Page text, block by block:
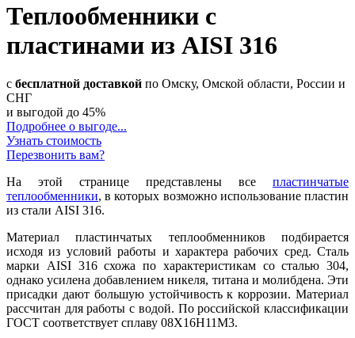
Теплообменники с
пластинами из AISI 316
с бесплатной доставкой по Омску, Омской области, России и
СНГ
и выгодой до 45%
Подробнее о выгоде...
Узнать стоимость
Перезвонить вам?
На этой странице представлены все пластинчатые
теплообменники, в которых возможно использование пластин
из стали AISI 316.
Материал пластинчатых теплообменников подбирается
исходя из условий работы и характера рабочих сред. Сталь
марки AISI 316 схожа по характеристикам со сталью 304,
однако усилена добавлением никеля, титана и молибдена. Эти
присадки дают большую устойчивость к коррозии. Материал
рассчитан для работы с водой. По российской классификации
ГОСТ соответствует сплаву 08Х16Н11М3.